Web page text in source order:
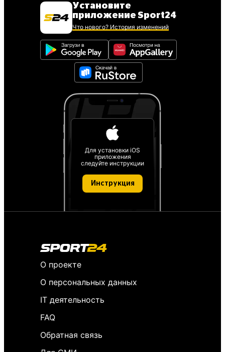
Установите
приложение Sport24
Что нового? История изменений
Для установки iOS
приложения
следуйте инструкции
Инструкция
О проекте
О персональных данных
IT деятельность
FAQ
Обратная связь